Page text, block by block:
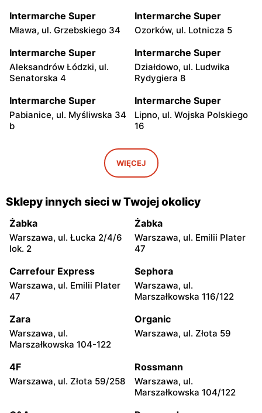
Intermarche Super
Mława, ul. Grzebskiego 34
Intermarche Super
Ozorków, ul. Lotnicza 5
Intermarche Super
Aleksandrów Łódzki, ul.
Senatorska 4
Intermarche Super
Działdowo, ul. Ludwika
Rydygiera 8
Intermarche Super
Pabianice, ul. Myśliwska 34
b
Intermarche Super
Lipno, ul. Wojska Polskiego
16
Bełżyce, ul. Bychawska 22
Intermarche Super
Szczytno, ul. Wileńska 3
Brodnica, ul. Podgórna 65
Zduńska Wola, ul.
Sieradzka 64
Intermarche Super
Golub-Dobrzyń, ul. Henryka
Intermarche Super
Ciechocinek, ul. Mikołaja
Intermarche Super
Radomsko, ul. Kościuszki
Intermarche Super
Olsztyn, ul. Dr. Stanisława
Intermarche Super
Turek, ul. Kolska Szosa 3/5
Intermarche Super
Intermarche Super
Ostróda, ul. Grunwaldzka
Intermarche Super
Iława, ul. Jarosława
Dąbrowskiego 21
WIĘCEJ
Sklepy innych sieci w Twojej okolicy
Żabka
Warszawa, ul. Łucka 2/4/6
lok. 2
Żabka
Warszawa, ul. Emilii Plater
47
Carrefour Express
Warszawa, ul. Emilii Plater
47
Sephora
Warszawa, ul.
Marszałkowska 116/122
Zara
Warszawa, ul.
Marszałkowska 104-122
Organic
Warszawa, ul. Złota 59
4F
Warszawa, ul. Złota 59/258
Rossmann
Warszawa, ul.
Marszałkowska 104/122